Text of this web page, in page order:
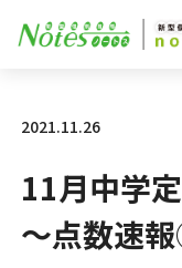
2021.11.26
11月中学
～点数速